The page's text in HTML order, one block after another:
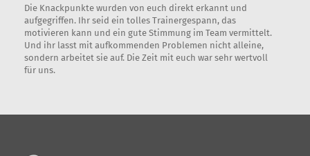
Die Knackpunkte wurden von euch direkt erkannt und
aufgegriffen. Ihr seid ein tolles Trainergespann, das
motivieren kann und ein gute Stimmung im Team vermittelt.
Und ihr lasst mit aufkommenden Problemen nicht alleine,
sondern arbeitet sie auf. Die Zeit mit euch war sehr wertvoll
für uns.